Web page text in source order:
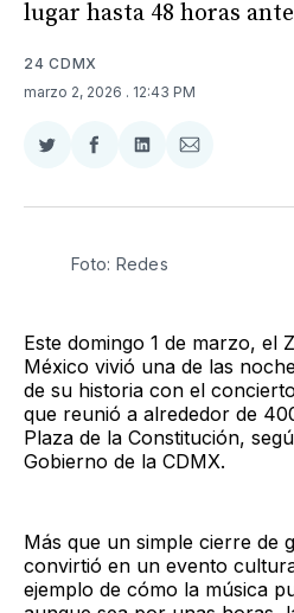
lugar hasta 48 horas
24 CDMX
marzo 2, 2026 . 12:43 PM
Compartir
Twitter
Compartir
Facebook
Compartir
LinkedIn
Compartir
Email
Foto: Redes
Este domingo 1 de marzo, el
México vivió una de las
de su historia con el
que reunió a alrededor de
Plaza de la Constitución,
Gobierno de la CDMX.
Más que un simple cierre de
convirtió en un evento
ejemplo de cómo la música